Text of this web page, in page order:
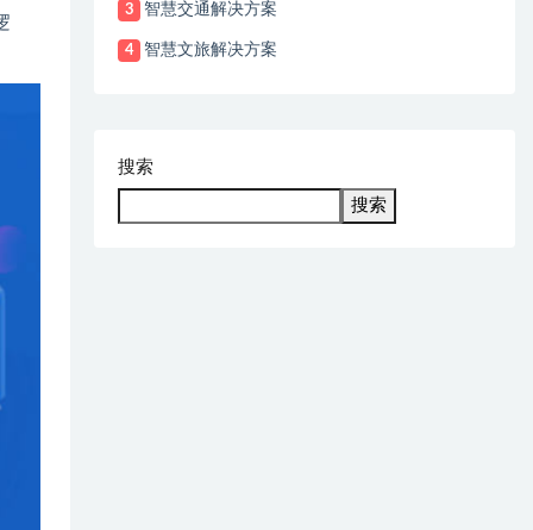
3 智慧交通解决方案
4 智慧文旅解决方案
搜索
搜索